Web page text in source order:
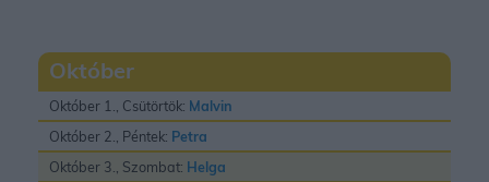
Október
Október 1., Csütörtök: Malvin
Október 2., Péntek: Petra
Október 3., Szombat: Helga